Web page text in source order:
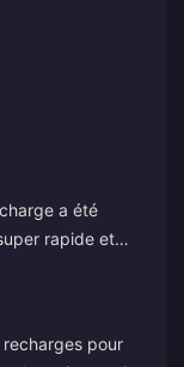
a été
rapide et
pour